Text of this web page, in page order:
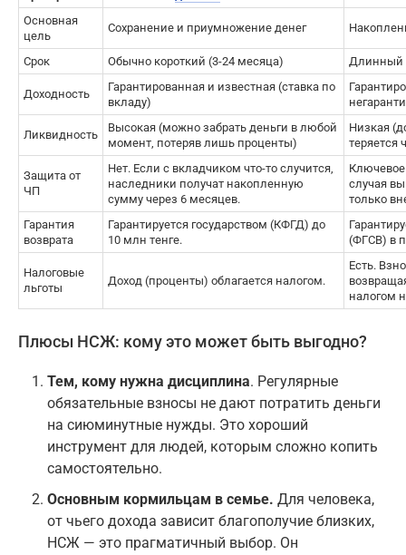
Основная
цель
Сохранение и приумножение денег
Срок Обычно короткий (3-24 месяца) Длинный
Доходность
Гарантированная и известная (ставка по
вкладу)
Ликвидность
Высокая (можно забрать деньги в любой
момент, потеряв лишь проценты)
Низкая
теряется
Защита от
ЧП
Нет. Если с вкладчиком что-то случится,
наследники получат накопленную
сумму через 6 месяцев.
Ключевое
случая
только
Гарантия
возврата
Гарантируется государством (КФГД) до
10 млн тенге.
(ФГСВ) в
Налоговые
льготы
Доход (проценты) облагается налогом.
Есть.
налогом
Плюсы НСЖ: кому это может быть выгодно?
Тем, кому нужна дисциплина. Регулярные
обязательные взносы не дают потратить деньги
на сиюминутные нужды. Это хороший
инструмент для людей, которым сложно копить
самостоятельно.
Основным кормильцам в семье. Для человека,
от чьего дохода зависит благополучие близких,
НСЖ — это прагматичный выбор. Он